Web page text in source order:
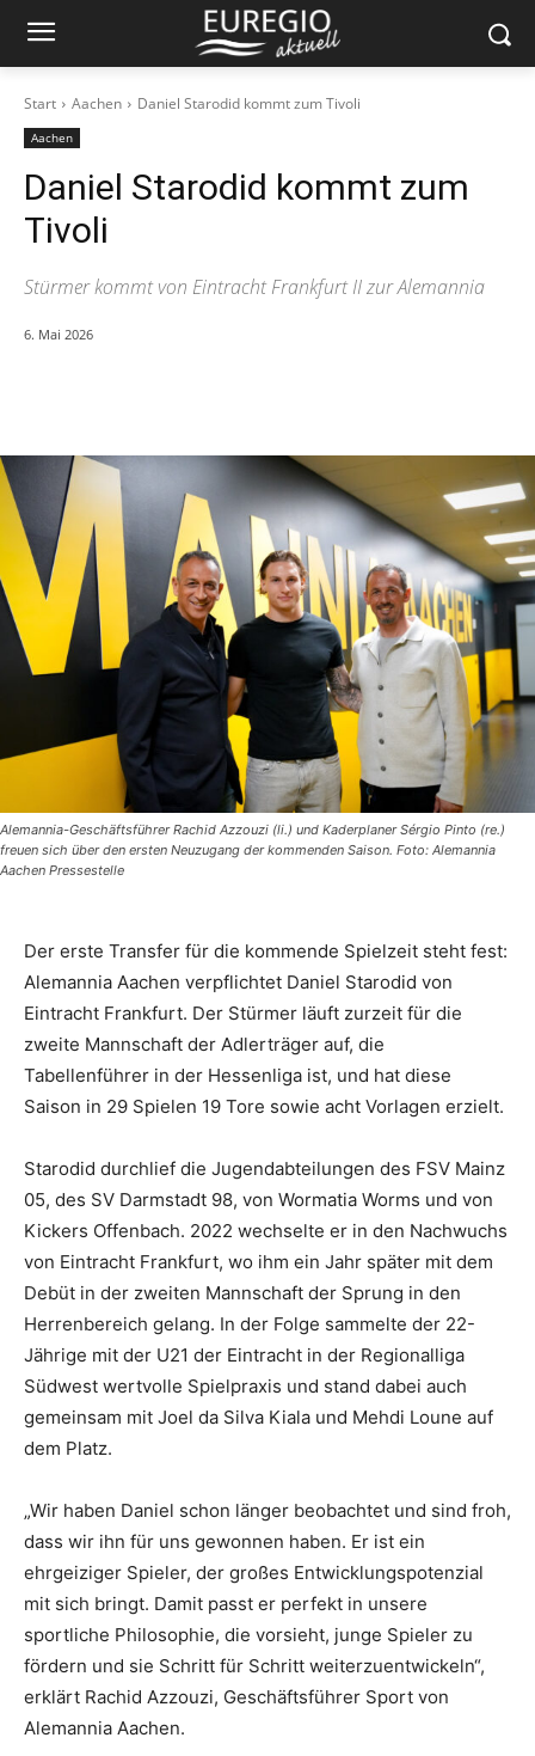
Start Aachen Daniel Starodid kommt zum Tivoli
Aachen
Daniel Starodid kommt zum
Tivoli
Stürmer kommt von Eintracht Frankfurt II zur Alemannia
6. Mai 2026
Alemannia-Geschäftsführer Rachid Azzouzi (li.) und Kaderplaner Sérgio Pinto (re.)
freuen sich über den ersten Neuzugang der kommenden Saison. Foto: Alemannia
Aachen Pressestelle
Der erste Transfer für die kommende Spielzeit steht fest:
Alemannia Aachen verpflichtet Daniel Starodid von
Eintracht Frankfurt. Der Stürmer läuft zurzeit für die
zweite Mannschaft der Adlerträger auf, die
Tabellenführer in der Hessenliga ist, und hat diese
Saison in 29 Spielen 19 Tore sowie acht Vorlagen erzielt.
Starodid durchlief die Jugendabteilungen des FSV Mainz
05, des SV Darmstadt 98, von Wormatia Worms und von
Kickers Offenbach. 2022 wechselte er in den Nachwuchs
von Eintracht Frankfurt, wo ihm ein Jahr später mit dem
Debüt in der zweiten Mannschaft der Sprung in den
Herrenbereich gelang. In der Folge sammelte der 22-
Jährige mit der U21 der Eintracht in der Regionalliga
Südwest wertvolle Spielpraxis und stand dabei auch
gemeinsam mit Joel da Silva Kiala und Mehdi Loune auf
dem Platz.
„Wir haben Daniel schon länger beobachtet und sind froh,
dass wir ihn für uns gewonnen haben. Er ist ein
ehrgeiziger Spieler, der großes Entwicklungspotenzial
mit sich bringt. Damit passt er perfekt in unsere
sportliche Philosophie, die vorsieht, junge Spieler zu
fördern und sie Schritt für Schritt weiterzuentwickeln“,
erklärt Rachid Azzouzi, Geschäftsführer Sport von
Alemannia Aachen.